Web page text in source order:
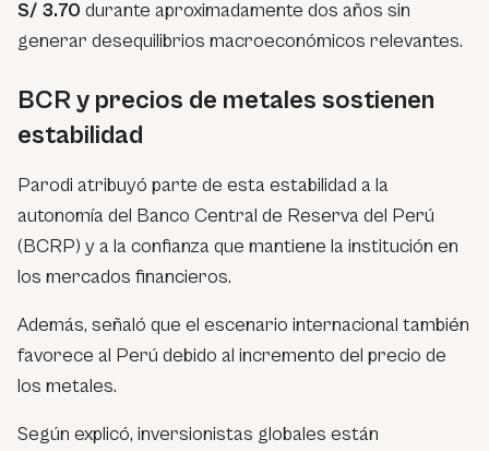
S/ 3.70 durante aproximadamente dos años sin
generar desequilibrios macroeconómicos relevantes.
BCR y precios de metales sostienen
estabilidad
Parodi atribuyó parte de esta estabilidad a la
autonomía del Banco Central de Reserva del Perú
(BCRP) y a la confianza que mantiene la institución en
los mercados financieros.
Además, señaló que el escenario internacional también
favorece al Perú debido al incremento del precio de
los metales.
Según explicó, inversionistas globales están